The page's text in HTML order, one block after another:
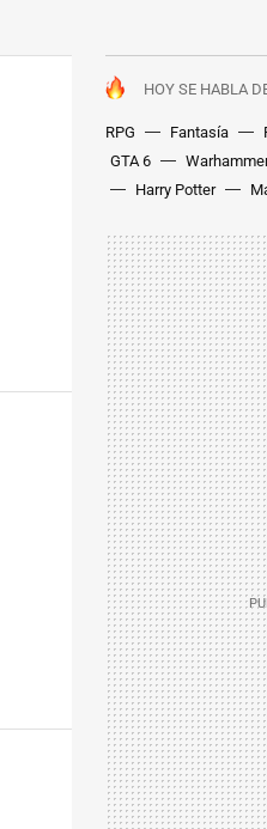
HOY SE HABLA
RPG Fantasía
GTA 6
Harry Potter